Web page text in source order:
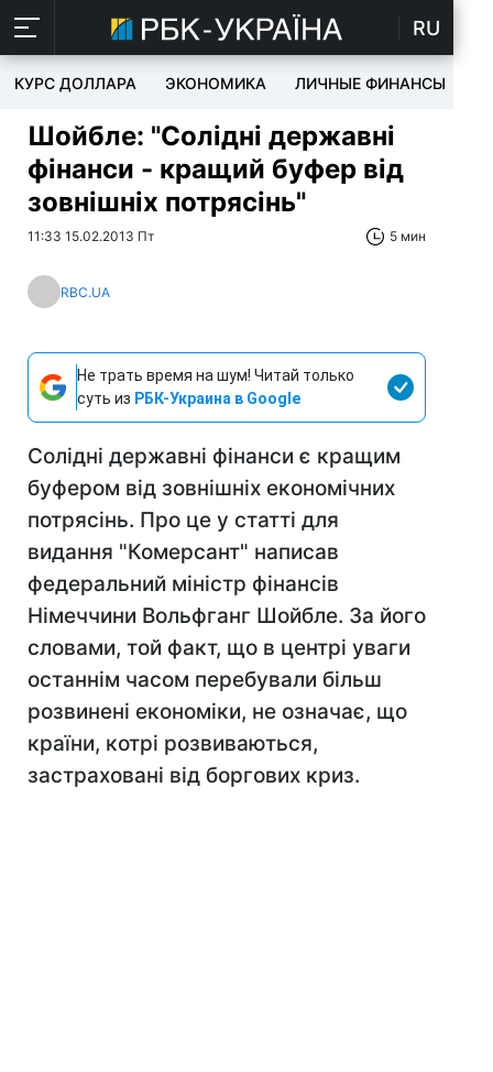
RU
КУРС ДОЛЛАРА ЭКОНОМИКА ЛИЧНЫЕ ФИНАНСЫ
Шойбле: "Солідні державні
фінанси - кращий буфер від
зовнішніх потрясінь"
11:33 15.02.2013 Пт 5 мин
RBC.UA
Не трать время на шум! Читай только
суть из РБК-Украина в Google
Солідні державні фінанси є кращим
буфером від зовнішніх економічних
потрясінь. Про це у статті для
видання "Комерсант" написав
федеральний міністр фінансів
Німеччини Вольфганг Шойбле. За його
словами, той факт, що в центрі уваги
останнім часом перебували більш
розвинені економіки, не означає, що
країни, котрі розвиваються,
застраховані від боргових криз.